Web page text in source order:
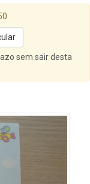
sem sair desta